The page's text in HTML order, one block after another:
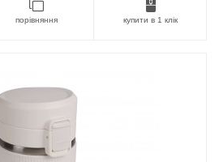
порівняння купити в 1 клік